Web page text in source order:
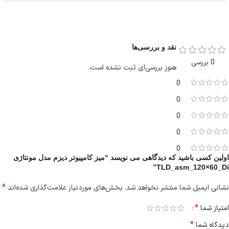
0 بررسی
0
0
0
0
0
نقد و بررسی‌ها
هنوز بررسی‌ای ثبت نشده است.
اولین کسی باشید که دیدگاهی می نویسد “میز کامپیوتر دیزم مدل مونتاژی
TLD_asm_120×60_Di”
نشانی ایمیل شما منتشر نخواهد شد. بخش‌های موردنیاز علامت‌گذاری شده‌اند*
امتیاز شما*
دیدگاه شما*